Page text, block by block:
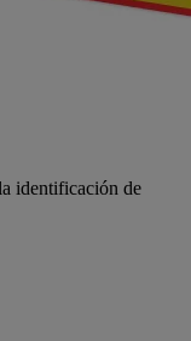
identificación de